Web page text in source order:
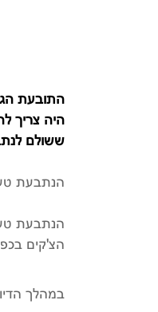
ששולם לנתבעת
הנתבעת טענה כי התשלומים
הצ'קים בכפוף לכך
במהלך הדיון